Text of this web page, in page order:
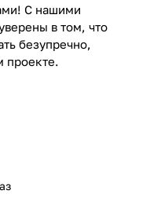
С нашими
в том, что
безупречно,
проекте.